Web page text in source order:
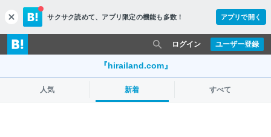
c
l
o
s
サクサク読めて、 アプリ限定の機能も多数！ アプリで開く
ユーザー登録
ログイン
『hirailand.com』
人気 新着 すべて